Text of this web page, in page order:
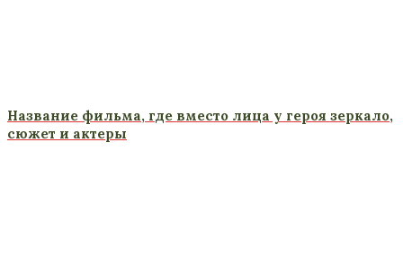
Название фильма, где вместо лица у героя зеркало,
сюжет и актеры